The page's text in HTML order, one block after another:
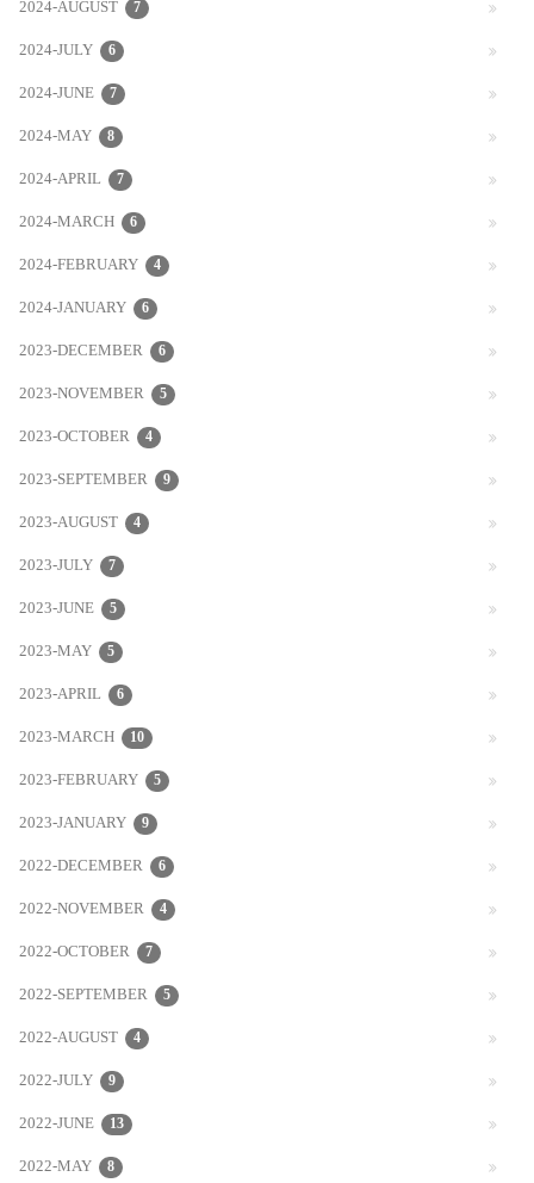
2024-AUGUST 7
2024-JULY 6
2024-JUNE 7
2024-MAY 8
2024-APRIL 7
2024-MARCH 6
2024-FEBRUARY 4
2024-JANUARY 6
2023-DECEMBER 6
2023-NOVEMBER 5
2023-OCTOBER 4
2023-SEPTEMBER 9
2023-AUGUST 4
2023-JULY 7
2023-JUNE 5
2023-MAY 5
2023-APRIL 6
2023-MARCH 10
2023-FEBRUARY 5
2023-JANUARY 9
2022-DECEMBER 6
2022-NOVEMBER 4
2022-OCTOBER 7
2022-SEPTEMBER 5
2022-AUGUST 4
2022-JULY 9
2022-JUNE 13
2022-MAY 8